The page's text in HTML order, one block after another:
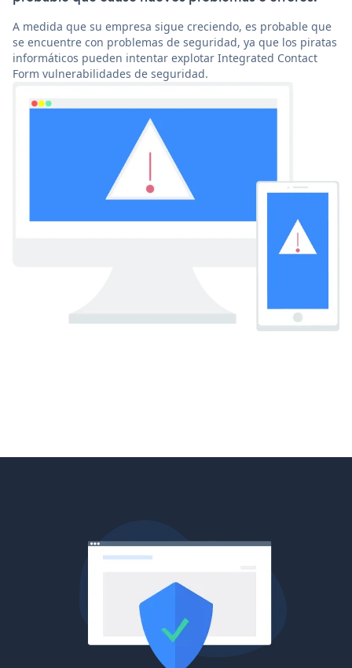
A medida que su empresa sigue creciendo, es probable que
se encuentre con problemas de seguridad, ya que los piratas
informáticos pueden intentar explotar Integrated Contact
Form vulnerabilidades de seguridad.